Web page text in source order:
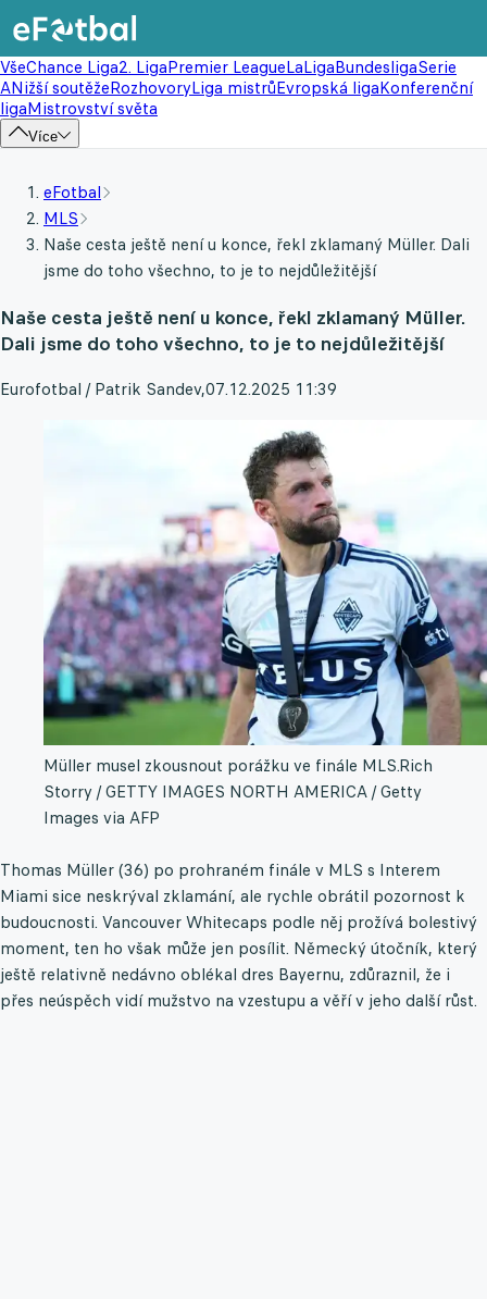
VšeChance Liga2. LigaPremier LeagueLaLigaBundesligaSerie
ANižší soutěžeRozhovoryLiga mistrůEvropská ligaKonferenční
ligaMistrovství světa
Více
eFotbal
MLS
Naše cesta ještě není u konce, řekl zklamaný Müller. Dali
jsme do toho všechno, to je to nejdůležitější
Naše cesta ještě není u konce, řekl zklamaný Müller.
Dali jsme do toho všechno, to je to nejdůležitější
Eurofotbal / Patrik Sandev,07.12.2025 11:39
Müller musel zkousnout porážku ve finále MLS.Rich
Storry / GETTY IMAGES NORTH AMERICA / Getty
Images via AFP
Thomas Müller (36) po prohraném finále v MLS s Interem
Miami sice neskrýval zklamání, ale rychle obrátil pozornost k
budoucnosti. Vancouver Whitecaps podle něj prožívá bolestivý
moment, ten ho však může jen posílit. Německý útočník, který
ještě relativně nedávno oblékal dres Bayernu, zdůraznil, že i
přes neúspěch vidí mužstvo na vzestupu a věří v jeho další růst.